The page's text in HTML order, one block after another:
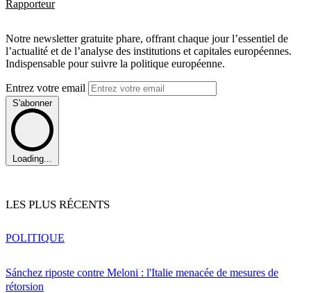
Rapporteur
Notre newsletter gratuite phare, offrant chaque jour l’essentiel de
l’actualité et de l’analyse des institutions et capitales européennes.
Indispensable pour suivre la politique européenne.
Entrez votre email
S'abonner
Loading...
LES PLUS RÉCENTS
Sánchez riposte contre Meloni : l'Italie menacée de mesures de
rétorsion
POLITIQUE